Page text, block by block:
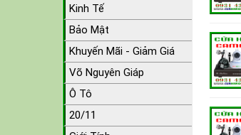
Kinh Tế
Bảo Mật
Khuyến Mãi - Giảm Giá
Võ Nguyên Giáp
Ô Tô
20/11